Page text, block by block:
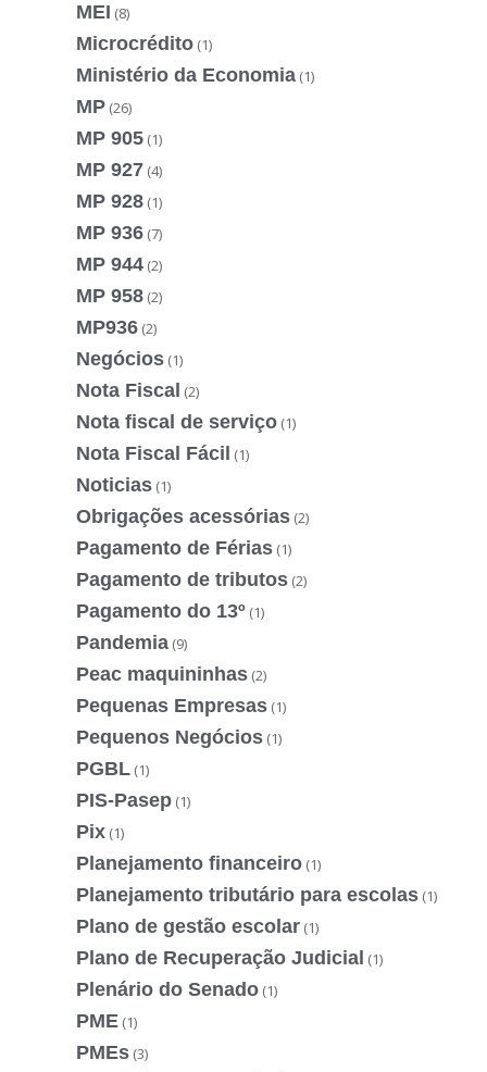
MEI (8)
Microcrédito (1)
Ministério da Economia (1)
MP (26)
MP 905 (1)
MP 927 (4)
MP 928 (1)
MP 936 (7)
MP 944 (2)
MP 958 (2)
MP936 (2)
Negócios (1)
Nota Fiscal (2)
Nota fiscal de serviço (1)
Nota Fiscal Fácil (1)
Noticias (1)
Obrigações acessórias (2)
Pagamento de Férias (1)
Pagamento de tributos (2)
Pagamento do 13º (1)
Pandemia (9)
Peac maquininhas (2)
Pequenas Empresas (1)
Pequenos Negócios (1)
PGBL (1)
PIS-Pasep (1)
Pix (1)
Planejamento financeiro (1)
Planejamento tributário para escolas (1)
Plano de gestão escolar (1)
Plano de Recuperação Judicial (1)
Plenário do Senado (1)
PME (1)
PMEs (3)